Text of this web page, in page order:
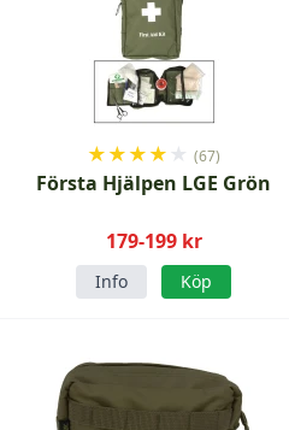
★★★★ ★ (67)
Första Hjälpen LGE Grön
179-199 kr
Info Köp